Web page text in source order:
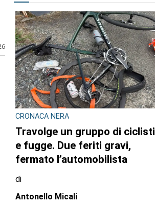
CRONACA NERA
Travolge un gruppo di ciclisti
e fugge. Due feriti gravi,
fermato l’automobilista
di
Antonello Micali